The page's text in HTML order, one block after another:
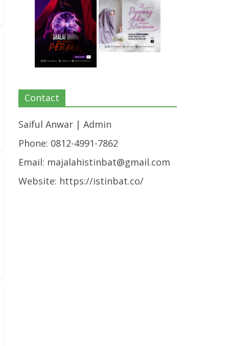
Contact
Saiful Anwar | Admin
Phone: 0812-4991-7862
Email: majalahistinbat@gmail.com
Website: https://istinbat.co/